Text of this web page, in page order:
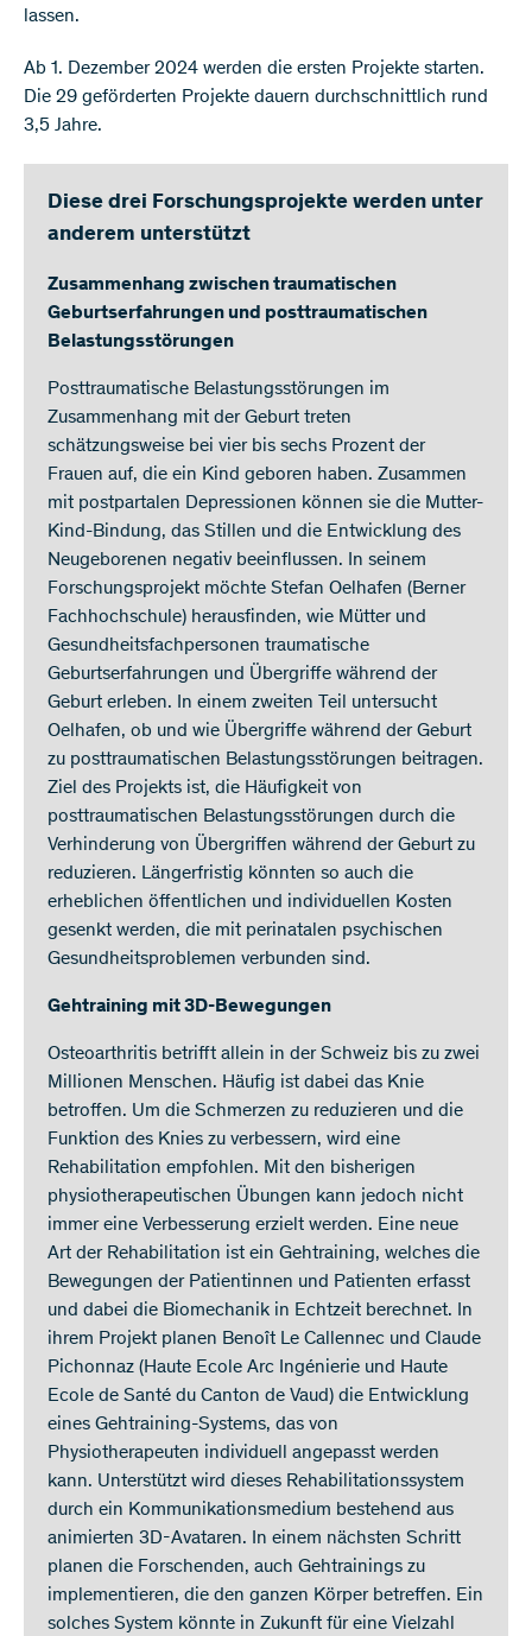
lassen.
Ab 1. Dezember 2024 werden die ersten Projekte starten.
Die 29 geförderten Projekte dauern durchschnittlich rund
3,5 Jahre.
Diese drei Forschungsprojekte werden unter
anderem unterstützt
Zusammenhang zwischen traumatischen
Geburtserfahrungen und posttraumatischen
Belastungsstörungen
Posttraumatische Belastungsstörungen im
Zusammenhang mit der Geburt treten
schätzungsweise bei vier bis sechs Prozent der
Frauen auf, die ein Kind geboren haben. Zusammen
mit postpartalen Depressionen können sie die Mutter-
Kind-Bindung, das Stillen und die Entwicklung des
Neugeborenen negativ beeinflussen. In seinem
Forschungsprojekt möchte Stefan Oelhafen (Berner
Fachhochschule) herausfinden, wie Mütter und
Gesundheitsfachpersonen traumatische
Geburtserfahrungen und Übergriffe während der
Geburt erleben. In einem zweiten Teil untersucht
Oelhafen, ob und wie Übergriffe während der Geburt
zu posttraumatischen Belastungsstörungen beitragen.
Ziel des Projekts ist, die Häufigkeit von
posttraumatischen Belastungsstörungen durch die
Verhinderung von Übergriffen während der Geburt zu
reduzieren. Längerfristig könnten so auch die
erheblichen öffentlichen und individuellen Kosten
gesenkt werden, die mit perinatalen psychischen
Gesundheitsproblemen verbunden sind.
Gehtraining mit 3D-Bewegungen
Osteoarthritis betrifft allein in der Schweiz bis zu zwei
Millionen Menschen. Häufig ist dabei das Knie
betroffen. Um die Schmerzen zu reduzieren und die
Funktion des Knies zu verbessern, wird eine
Rehabilitation empfohlen. Mit den bisherigen
physiotherapeutischen Übungen kann jedoch nicht
immer eine Verbesserung erzielt werden. Eine neue
Art der Rehabilitation ist ein Gehtraining, welches die
Bewegungen der Patientinnen und Patienten erfasst
und dabei die Biomechanik in Echtzeit berechnet. In
ihrem Projekt planen Benoît Le Callennec und Claude
Pichonnaz (Haute Ecole Arc Ingénierie und Haute
Ecole de Santé du Canton de Vaud) die Entwicklung
eines Gehtraining-Systems, das von
Physiotherapeuten individuell angepasst werden
kann. Unterstützt wird dieses Rehabilitationssystem
durch ein Kommunikationsmedium bestehend aus
animierten 3D-Avataren. In einem nächsten Schritt
planen die Forschenden, auch Gehtrainings zu
implementieren, die den ganzen Körper betreffen. Ein
solches System könnte in Zukunft für eine Vielzahl